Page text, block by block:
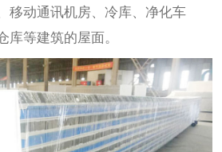
移动通讯机房、冷库、净化车
库等建筑的屋面。